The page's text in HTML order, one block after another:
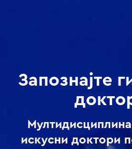
Запознајте
искусни доктори